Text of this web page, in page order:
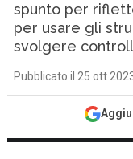
spunto per
per usare gli
svolgere
Pubblicato il 25 ott